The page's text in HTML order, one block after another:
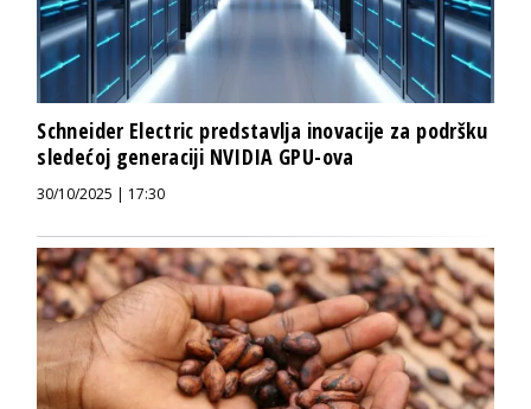
Schneider Electric predstavlja inovacije za podršku
sledećoj generaciji NVIDIA GPU-ova
30/10/2025 | 17:30